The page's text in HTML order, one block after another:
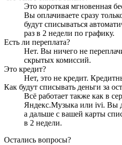
Это короткая мгновенная
Вы оплачиваете сразу
будут списываться
раз в 2 недели по графику.
Есть ли переплата?
Нет. Вы ничего не
скрытых комиссий.
Это кредит?
Нет, это не кредит.
Как будут списывать деньги за
Всё работает также как в
Яндекс.Музыка или ivi. Вы
а дальше с вашей карты
в 2 недели.
Остались вопросы?